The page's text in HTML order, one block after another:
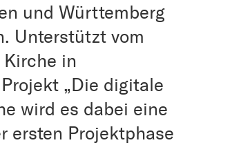
und Württemberg
Unterstützt vom
in
„Die digitale
wird es dabei eine
ersten Projektphase